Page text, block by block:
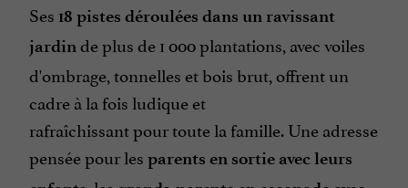
Ses 18 pistes déroulées dans un ravissant
jardinde plus de 1 000 plantations, avec voiles
d'ombrage, tonnelles et bois brut, offrent un
cadre à la fois ludique et
rafraîchissant pour toute la famille. Une adresse
pensée pour les parents en sortie avec leurs